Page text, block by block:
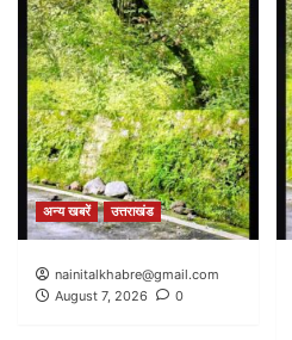
अन्य खबरें उत्तराखंड
nainitalkhabre@gmail.com
August 7, 2026
0